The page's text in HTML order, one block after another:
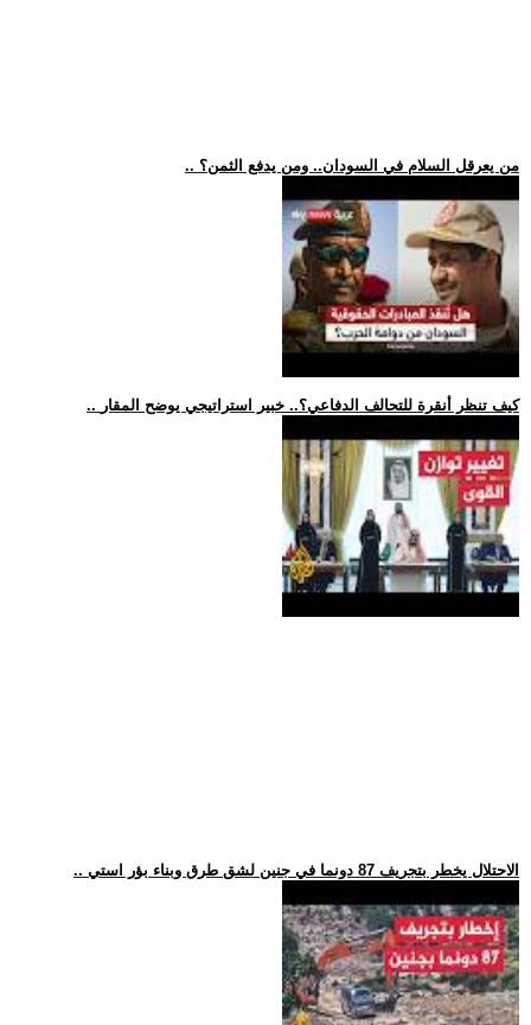
.. من يعرقل السلام في السودان.. ومن يدفع الثمن؟
.. كيف تنظر أنقرة للتحالف الدفاعي؟.. خبير استراتيجي يوضح المقار
.. الاحتلال يخطر بتجريف 87 دونما في جنين لشق طرق وبناء بؤر استي